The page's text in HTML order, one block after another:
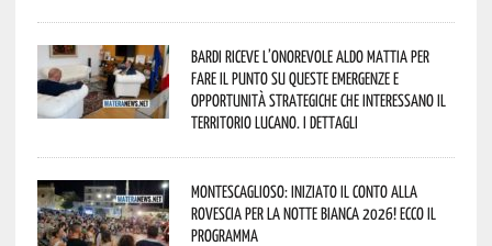
Bardi riceve l’onorevole Aldo Mattia per
fare il punto su queste emergenze e
opportunità strategiche che interessano il
territorio lucano. I dettagli
Montescaglioso: iniziato il conto alla
rovescia per la Notte Bianca 2026! Ecco il
programma